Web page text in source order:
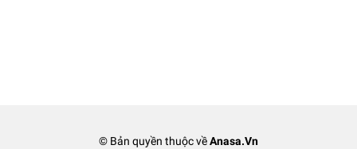
© Bản quyền thuộc vềAnasa.Vn